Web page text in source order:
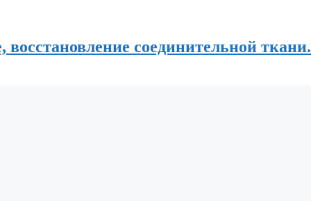
соединительной ткани.